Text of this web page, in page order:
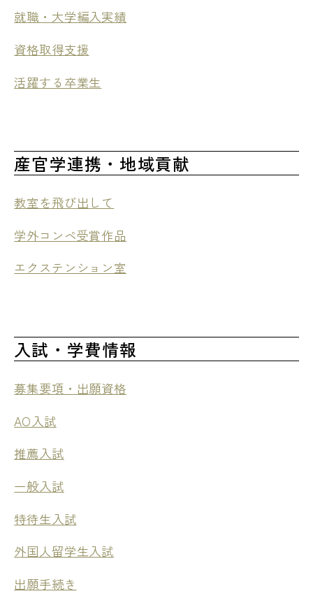
就職・大学編入実績
資格取得支援
活躍する卒業生
産官学連携・地域貢献
教室を飛び出して
学外コンペ受賞作品
エクステンション室
入試・学費情報
募集要項・出願資格
AO入試
推薦入試
一般入試
特待生入試
外国人留学生入試
出願手続き